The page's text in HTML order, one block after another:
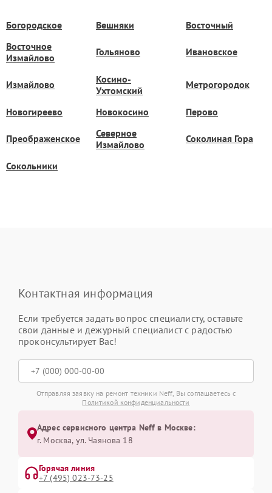
Богородское Вешняки
Восточный
Восточное
Измайлово
Гольяново Ивановское
Измайлово
Косино-
Ухтомский
Метрогородок
Новогиреево Новокосино Перово
Преображенское
Северное
Измайлово
Соколиная Гора
Сокольники
Контактная информация
Если требуется задать вопрос специалисту, оставьте
свои данные и дежурный специалист с радостью
проконсультирует Вас!
Отправляя заявку на ремонт техники Neff, Вы соглашаетесь с
Политикой конфиденциальности
Адрес сервисного центра Neff в Москве:
г. Москва, ул. Чаянова 18
Горячая линия
+7 (495) 023-73-25